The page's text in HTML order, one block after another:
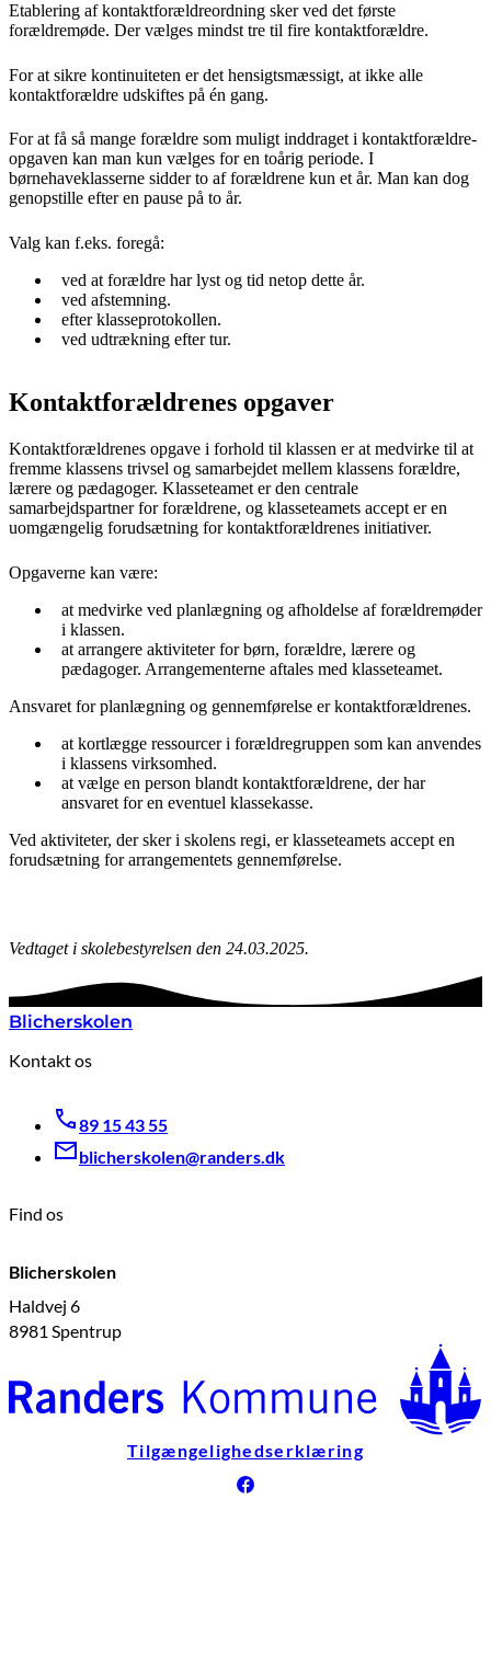
Etablering af kontaktforældreordning sker ved det første
forældremøde. Der vælges mindst tre til fire kontaktforældre.
For at sikre kontinuiteten er det hensigtsmæssigt, at ikke alle
kontaktforældre udskiftes på én gang.
For at få så mange forældre som muligt inddraget i kontaktforældre-
opgaven kan man kun vælges for en toårig periode. I
børnehaveklasserne sidder to af forældrene kun et år. Man kan dog
genopstille efter en pause på to år.
Valg kan f.eks. foregå:
ved at forældre har lyst og tid netop dette år.
ved afstemning.
efter klasseprotokollen.
ved udtrækning efter tur.
Kontaktforældrenes opgaver
Kontaktforældrenes opgave i forhold til klassen er at medvirke til at
fremme klassens trivsel og samarbejdet mellem klassens forældre,
lærere og pædagoger. Klasseteamet er den centrale
samarbejdspartner for forældrene, og klasseteamets accept er en
uomgængelig forudsætning for kontaktforældrenes initiativer.
Opgaverne kan være:
at medvirke ved planlægning og afholdelse af forældremøder
i klassen.
at arrangere aktiviteter for børn, forældre, lærere og
pædagoger. Arrangementerne aftales med klasseteamet.
Ansvaret for planlægning og gennemførelse er kontaktforældrenes.
at kortlægge ressourcer i forældregruppen som kan anvendes
i klassens virksomhed.
at vælge en person blandt kontaktforældrene, der har
ansvaret for en eventuel klassekasse.
Ved aktiviteter, der sker i skolens regi, er klasseteamets accept en
forudsætning for arrangementets gennemførelse.
Vedtaget i skolebestyrelsen den 24.03.2025.
Blicherskolen
Kontakt os
89 15 43 55
blicherskolen@randers.dk
Find os
Blicherskolen
Haldvej 6
8981 Spentrup
Tilgængelighedserklæring